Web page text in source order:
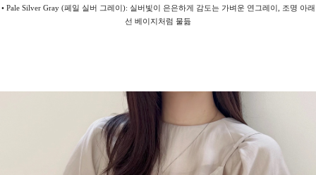
• Pale Silver Gray (페일 실버 그레이): 실버빛이 은은하게 감도는 가벼운 연그레이, 조명 아래
선 베이지처럼 물듦